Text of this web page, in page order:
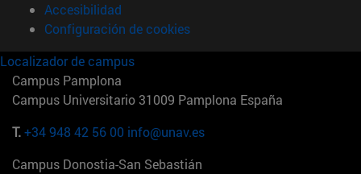
Accesibilidad
Configuración de cookies
Localizador de campus
Campus Pamplona
Campus Universitario 31009 Pamplona España
T.+34 948 42 56 00 info@unav.es
Campus Donostia-San Sebastián